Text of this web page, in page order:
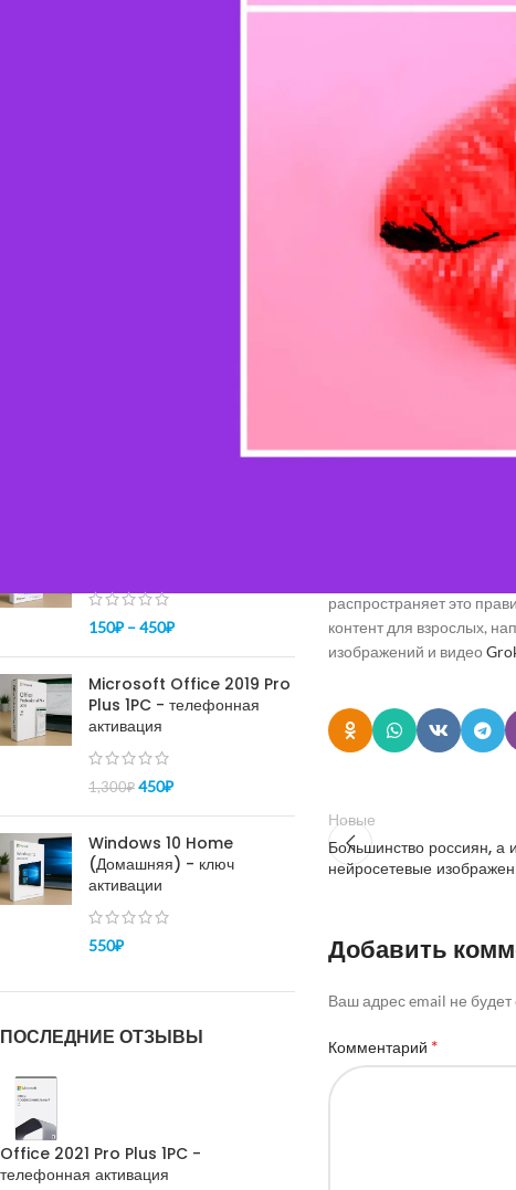
150₽ –450₽
Microsoft Office 2019 Pro
Plus 1PC - телефонная
активация
1,300₽ 450₽
Windows 10 Home
(Домашняя) - ключ
активации
550₽
ПОСЛЕДНИЕ ОТЗЫВЫ
Office 2021 Pro Plus 1PC -
телефонная активация
ограничения по
запуск взрослого режима
, чтобы
Как пишетThe Wall Street
связанными с
компанию о риске того,
эмоциональной
фактически рискует
Задержки возникли и
что OpenAI старается
например, сцен
Система распознавания
ошибочно относила
примерно 100 миллионов
с чат-ботом темы
возраста работают
распространяет это
контент для взрослых,
изображений и видео
Новые
Большинство россиян, а
нейросетевые
Добавить
Ваш адрес email не будет
Комментарий *